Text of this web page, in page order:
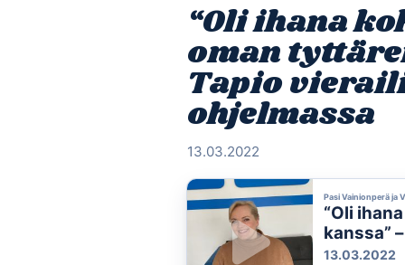
“Oli ihana
oman
Tapio
ohjelmassa
13.03.2022
Pasi Vainionperä ja
“Oli
kanssa”
13.03.2022